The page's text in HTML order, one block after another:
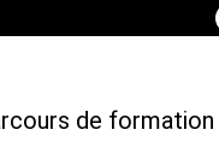
de formation